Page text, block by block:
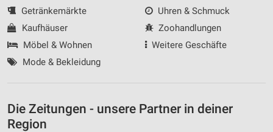
Getränkemärkte
Kaufhäuser
Möbel & Wohnen
Mode & Bekleidung
Uhren & Schmuck
Zoohandlungen
Weitere Geschäfte
Die Zeitungen - unsere Partner in deiner
Region